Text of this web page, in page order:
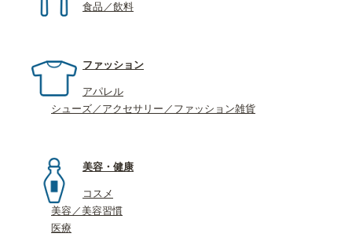
食品／飲料
ファッション
アパレル
シューズ／アクセサリー／ファッション雑貨
美容・健康
コスメ
美容／美容習慣
医療